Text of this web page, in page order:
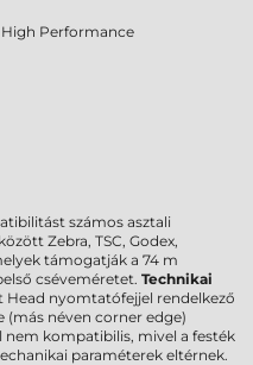
Performance
számos asztali
Zebra, TSC, Godex,
támogatják a 74 m
cséveméretet. Technikai
Head nyomtatófejjel rendelkező
(más néven corner edge)
kompatibilis, mivel a festék
paraméterek eltérnek.